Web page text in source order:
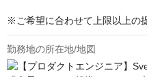
※ご希望に合わせて上限以上の
勤務地の所在地/地図